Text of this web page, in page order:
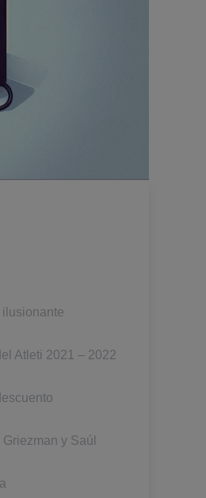
ilusionante
Atleti 2021 – 2022
y Saúl